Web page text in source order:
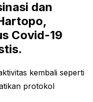
dan
Covid-19
kembali seperti
protokol